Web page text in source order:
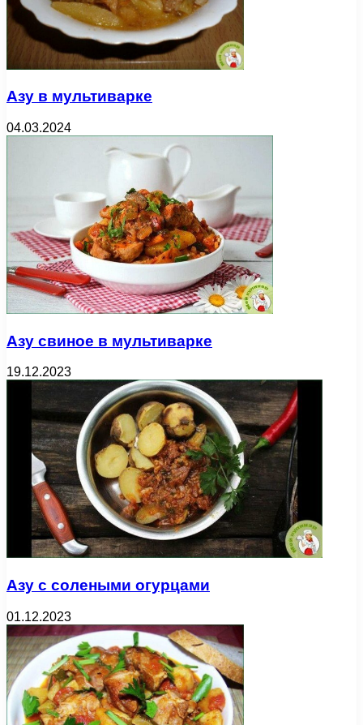
Азу в мультиварке
04.03.2024
Азу свиное в мультиварке
19.12.2023
Азу с солеными огурцами
01.12.2023